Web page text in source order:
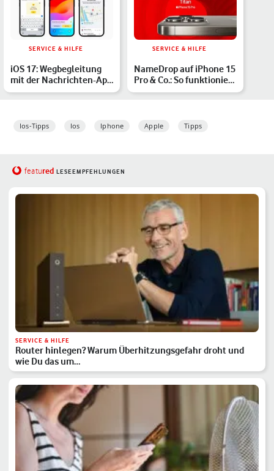
SERVICE & HILFE
iOS 17: Wegbegleitung
mit der Nachrichten-App
– so funktioniert d…
SERVICE & HILFE
NameDrop auf iPhone 15
Pro & Co.: So funktioniert
das coole Featu…
Ios-Tipps Ios Iphone Apple Tipps
featured LESEEMPFEHLUNGEN
SERVICE & HILFE
Router hinlegen? Warum Überhitzungsgefahr droht und
wie Du das um…